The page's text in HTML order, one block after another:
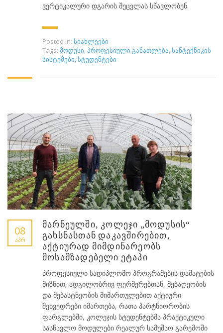
ვერტიკალური დგარის შეცვლას სწავლობენ.
Posted in: სიახლეები
Tags: მოდუსი პროფესიული განათლება სანტექნიკის
სისტემები სტუდენტები
08
ᲐᲞᲠ
მარნეულში, კოლეჯი „მოდუსის“
გახსნასთან დაკავშირებით,
აქტიურად მიმდინარეობს
მოსამზადებელი ეტაპი
პროფესიული სადიპლომო პროგრამების დამატების
მიზნით, ადგილობრივ ფერმერებთან, მებაღეობის
და მებასტნეობის მიმართულებით აქტიური
შეხვედრები იმართება, რათა პარტნიორობის
ფარგლებში, კოლეჯის სტუდენტებმა პრაქტიკული
სასწავლო მოდულები რეალურ სამუშაო გარემოში